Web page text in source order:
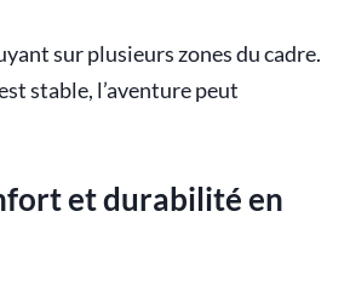
sur plusieurs zones du cadre.
stable, l’aventure peut
et durabilité en